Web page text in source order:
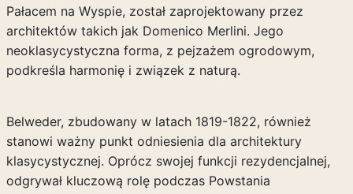
Pałacem na Wyspie, został zaprojektowany przez
architektów takich jak Domenico Merlini. Jego
neoklasycystyczna forma, z pejzażem ogrodowym,
podkreśla harmonię i związek z naturą.
Belweder, zbudowany w latach 1819-1822, również
stanowi ważny punkt odniesienia dla architektury
klasycystycznej. Oprócz swojej funkcji rezydencjalnej,
odgrywał kluczową rolę podczas Powstania